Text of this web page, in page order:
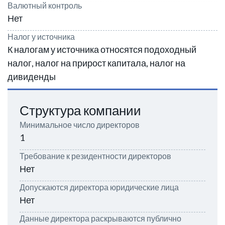
Валютный контроль
Нет
Налог у источника
К налогам у источника относятся подоходный
налог, налог на прирост капитала, налог на
дивиденды
Структура компании
Минимальное число директоров
1
Требование к резидентности директоров
Нет
Допускаются директора юридические лица
Нет
Данные директора раскрываются публично